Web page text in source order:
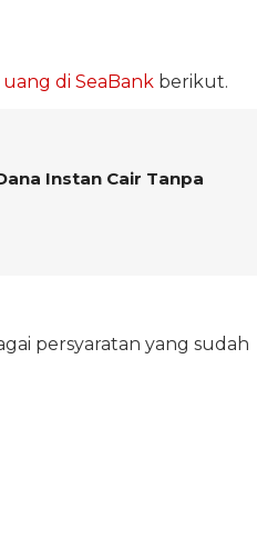
di SeaBank berikut.
Instan Cair Tanpa
persyaratan yang sudah